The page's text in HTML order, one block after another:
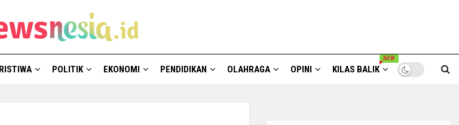
POLITIK EKONOMI PENDIDIKAN OLAHRAGA OPINI KILAS BALIK
NEW